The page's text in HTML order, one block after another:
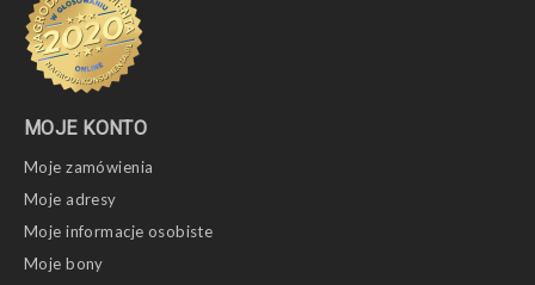
MOJE KONTO
Moje zamówienia
Moje adresy
Moje informacje osobiste
Moje bony